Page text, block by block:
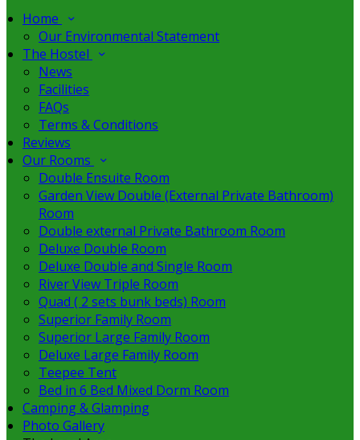
Home
Our Environmental Statement
The Hostel
News
Facilities
FAQs
Terms & Conditions
Reviews
Our Rooms
Double Ensuite Room
Garden View Double (External Private Bathroom)
Room
Double external Private Bathroom Room
Deluxe Double Room
Deluxe Double and Single Room
River View Triple Room
Quad ( 2 sets bunk beds) Room
Superior Family Room
Superior Large Family Room
Deluxe Large Family Room
Teepee Tent
Bed in 6 Bed Mixed Dorm Room
Camping & Glamping
Photo Gallery